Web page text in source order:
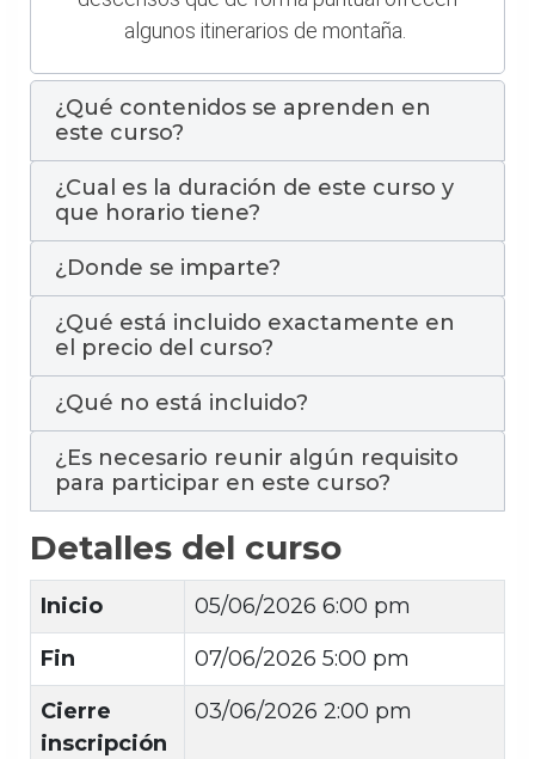
algunos itinerarios de montaña.
¿Qué contenidos se aprenden en
este curso?
¿Cual es la duración de este curso y
que horario tiene?
¿Donde se imparte?
¿Qué está incluido exactamente en
el precio del curso?
¿Qué no está incluido?
¿Es necesario reunir algún requisito
para participar en este curso?
Detalles del curso
Inicio
05/06/2026 6:00 pm
Fin
07/06/2026 5:00 pm
Cierre
inscripción
03/06/2026 2:00 pm